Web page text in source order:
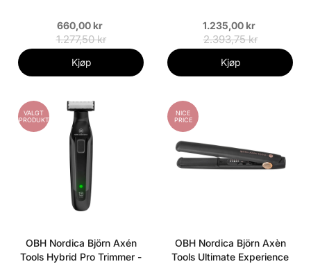
660,00 kr
1.277,50 kr
Kjøp
1.235,00 kr
2.393,75 kr
Kjøp
VALGT
PRODUKT
OBH Nordica Björn Axén
Tools Hybrid Pro Trimmer -
NICE
PRICE
OBH Nordica Björn Axèn
Tools Ultimate Experience